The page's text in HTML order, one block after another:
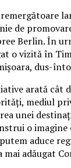
de
Berlin. În
o vizită în
dus-
arată cât
mediul
unei
o imagine
aduce
mai adăugat